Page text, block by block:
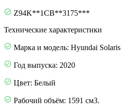
Z94K**1CB**3175***
Технические характеристики
Марка и модель: Hyundai Solaris
Год выпуска: 2020
Цвет: Белый
Рабочий объём: 1591 см3.